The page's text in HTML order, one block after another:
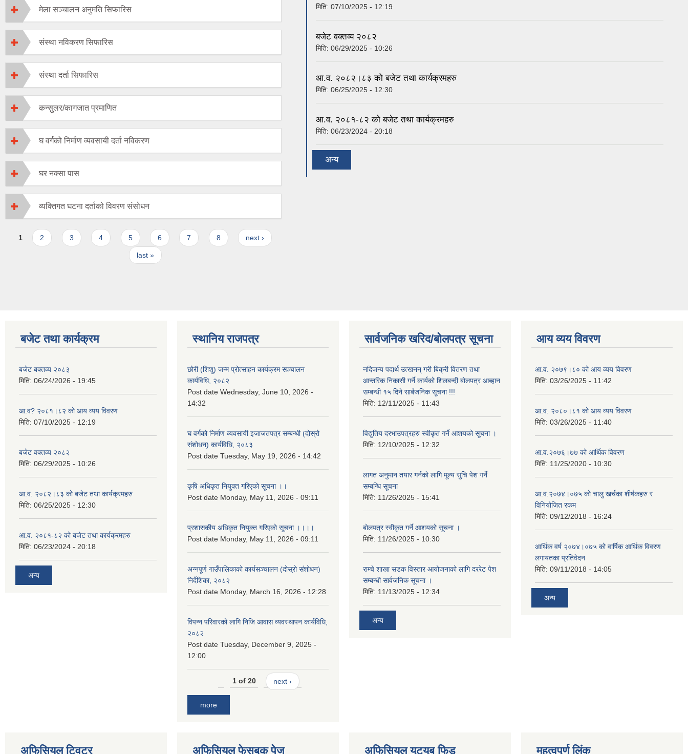
मेला सञ्चालन अनुमति सिफारिस
संस्था नविकरण सिफारिस
संस्था दर्ता सिफारिस
कन्सुलर/कागजात प्रमाणित
घ वर्गको निर्माण व्यवसायी दर्ता नविकरण
घर नक्सा पास
व्यक्तिगत घटना दर्ताको विवरण संसोधन
Pages
1 2 3 4 5 6 7 8 next ›
last »
मिति: 07/10/2025 - 12:19
बजेट वक्तव्य २०८२
मिति: 06/29/2025 - 10:26
आ.व. २०८२।८३ को बजेट तथा कार्यक्रमहरु
मिति: 06/25/2025 - 12:30
आ.व. २०८१-८२ को बजेट तथा कार्यक्रमहरु
मिति: 06/23/2024 - 20:18
अन्य
बजेट तथा कार्यक्रम
बजेट बक्तव्य २०८३
मिति: 06/24/2026 - 19:45
आ.व? २०८१।८२ को आय व्यय विवरण
मिति: 07/10/2025 - 12:19
बजेट वक्तव्य २०८२
मिति: 06/29/2025 - 10:26
आ.व. २०८२।८३ को बजेट तथा कार्यक्रमहरु
मिति: 06/25/2025 - 12:30
आ.व. २०८१-८२ को बजेट तथा कार्यक्रमहरु
मिति: 06/23/2024 - 20:18
अन्य
स्थानिय राजपत्र
छोरी (शिशु) जन्म प्रोत्साहन कार्यक्रम सञ्चालन
कार्यविधि, २०८२
Post date Wednesday, June 10, 2026 -
14:32
घ वर्गको निर्माण व्यवसायी इजाजतपत्र सम्बन्धी (दोस्रो
संशोधन) कार्यविधि, २०८३
Post date Tuesday, May 19, 2026 - 14:42
कृषि अधिकृत नियुक्त गरिएको सूचना ।।
Post date Monday, May 11, 2026 - 09:11
प्रशासकीय अधिकृत नियुक्त गरिएको सूचना ।।।।
Post date Monday, May 11, 2026 - 09:11
अन्नपूर्ण गाउँपालिकाको कार्यसञ्चालन (दोस्रो संशोधन)
निर्देशिका, २०८२
Post date Monday, March 16, 2026 - 12:28
विपन्न परिवारको लागि निजि आवास व्यवस्थापन कार्यविधि,
२०८२
Post date Tuesday, December 9, 2025 -
12:00
1 of 20 next ›
more
सार्वजनिक खरिद/बोलपत्र सूचना
नदिजन्य पदार्थ उत्खनन् गरी बिक्री वितरण तथा
आन्तरिक निकासी गर्ने कार्यको शिलबन्दी बोलपत्र आब्हान
सम्बन्धी १५ दिने सार्बजनिक सूचना !!!
मिति: 12/11/2025 - 11:43
विद्युतिय दरभाउपत्रहरु स्वीकृत गर्ने आशयको सूचना ।
मिति: 12/10/2025 - 12:32
लागत अनुमान तयार गर्नकाे लागि मूल्य सुचि पेश गर्ने
सम्बन्धि सूचना
मिति: 11/26/2025 - 15:41
बोलपत्र स्वीकृत गर्ने आशयको सूचना ।
मिति: 11/26/2025 - 10:30
राम्चे शाखा सडक विस्तार आयोजनाको लागि दररेट पेश
सम्बन्धी सार्वजनिक सूचना ।
मिति: 11/13/2025 - 12:34
अन्य
आय व्यय विवरण
आ.व. २०७९।८० को आय व्यय विवरण
मिति: 03/26/2025 - 11:42
आ.व. २०८०।८१ को आय व्यय विवरण
मिति: 03/26/2025 - 11:40
आ.व.२०७६।७७ को आर्थिक विवरण
मिति: 11/25/2020 - 10:30
आ.व.२०७४।०७५ को चालु खर्चका शीर्षकहरु र
विनियोजित रकम
मिति: 09/12/2018 - 16:24
आर्थिक वर्ष २०७४।०७५ को वार्षिक आर्थिक विवरण
लगायतका प्रतिवेदन
मिति: 09/11/2018 - 14:05
अन्य
अफिसियल ट्विटर अफिसियल फेसबुक पेज अफिसियल युट्युब फिड महत्वपूर्ण लिंक